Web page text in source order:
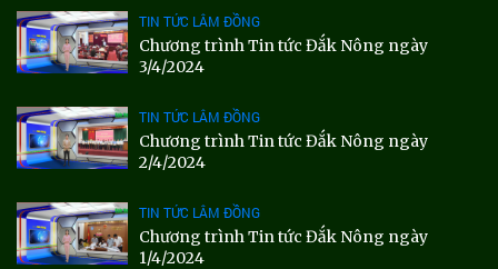
TIN TỨC LÂM ĐỒNG
Chương trình Tin tức Đắk Nông ngày
3/4/2024
TIN TỨC LÂM ĐỒNG
Chương trình Tin tức Đắk Nông ngày
2/4/2024
TIN TỨC LÂM ĐỒNG
Chương trình Tin tức Đắk Nông ngày
1/4/2024